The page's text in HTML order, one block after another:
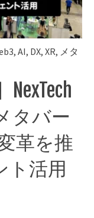
, AI, DX, XR, メタ
タバー
革を推
ト活用